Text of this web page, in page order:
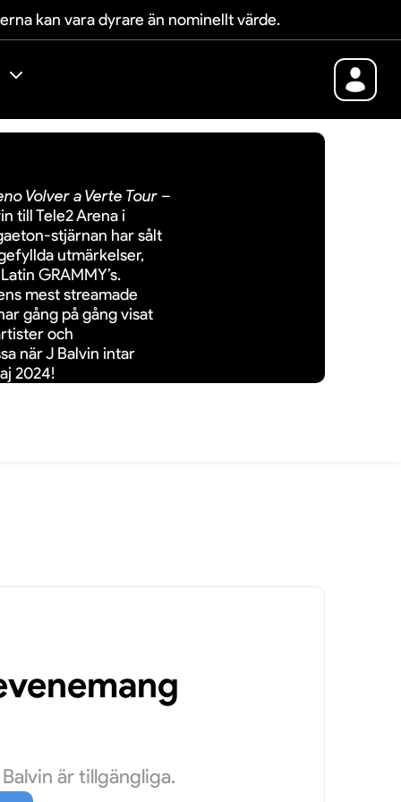
kan vara dyrare än nominellt värde.
Volver a Verte Tour –
till Tele2 Arena i
stjärnan har sålt
utmärkelser,
GRAMMY’s.
mest streamade
gång på gång visat
och
när J Balvin intar
2024!
är tillgängliga.